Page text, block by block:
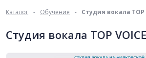
Каталог - Обучение - Студия вокала TOP
Студия вокала TOP VOICE